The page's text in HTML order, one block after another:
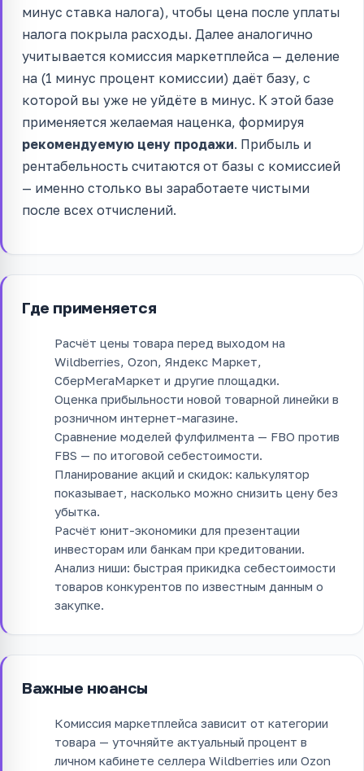
минус ставка налога), чтобы цена после уплаты
налога покрыла расходы. Далее аналогично
учитывается комиссия маркетплейса — деление
на (1 минус процент комиссии) даёт базу, с
которой вы уже не уйдёте в минус. К этой базе
применяется желаемая наценка, формируя
рекомендуемую цену продажи. Прибыль и
рентабельность считаются от базы с комиссией
— именно столько вы заработаете чистыми
после всех отчислений.
Где применяется
Расчёт цены товара перед выходом на
Wildberries, Ozon, Яндекс Маркет,
СберМегаМаркет и другие площадки.
Оценка прибыльности новой товарной линейки в
розничном интернет-магазине.
Сравнение моделей фулфилмента — FBO против
FBS — по итоговой себестоимости.
Планирование акций и скидок: калькулятор
показывает, насколько можно снизить цену без
убытка.
Расчёт юнит-экономики для презентации
инвесторам или банкам при кредитовании.
Анализ ниши: быстрая прикидка себестоимости
товаров конкурентов по известным данным о
закупке.
Важные нюансы
Комиссия маркетплейса зависит от категории
товара — уточняйте актуальный процент в
личном кабинете селлера Wildberries или Ozon